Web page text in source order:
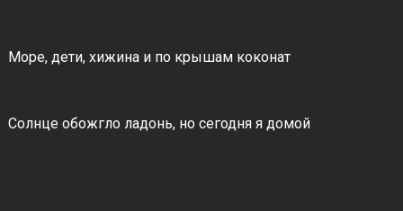
Море, дети, хижина и по крышам коконат
Солнце обожгло ладонь, но сегодня я домой